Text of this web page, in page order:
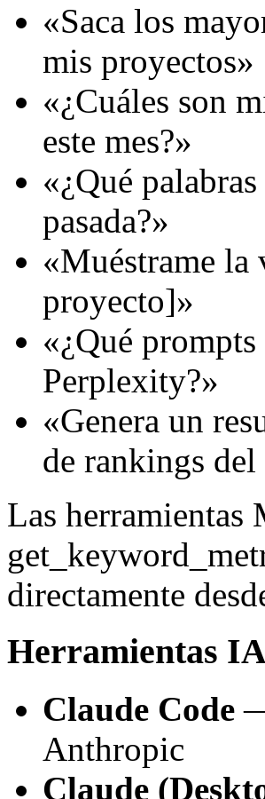
«Saca los
mis proyectos»
«¿Cuáles son
este mes?»
«¿Qué
pasada?»
«Muéstrame
proyecto]»
«¿Qué
Perplexity?»
«Genera un
de rankings del
Las herramientas
directamente
Herramientas
Claude Code
Anthropic
Claude